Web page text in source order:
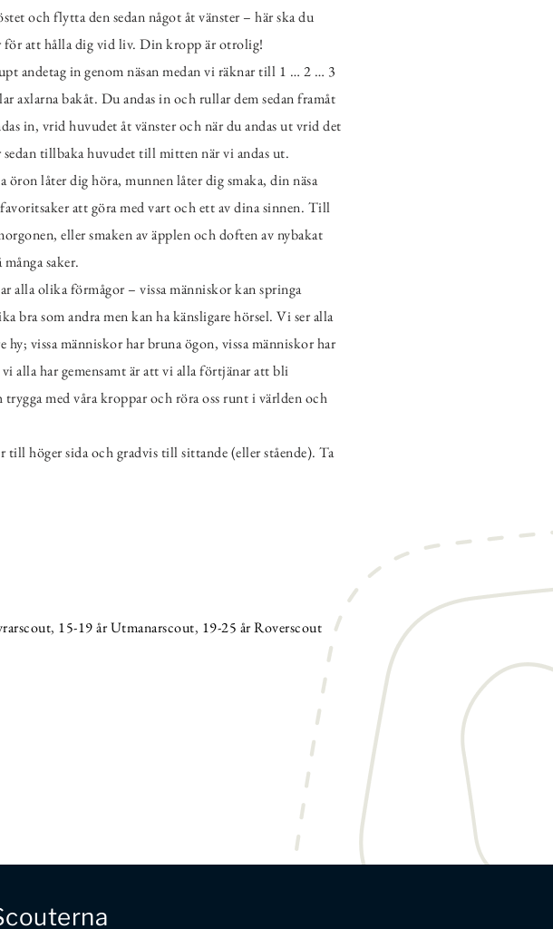
och flytta den sedan något åt ​​vänster – här ska du
för att hålla dig vid liv. Din kropp är otrolig!
andetag in genom näsan medan vi räknar till 1 … 2 … 3
axlarna bakåt. Du andas in och rullar dem sedan framåt
in, vrid huvudet åt vänster och när du andas ut vrid det
tillbaka huvudet till mitten när vi andas ut.
låter dig höra, munnen låter dig smaka, din näsa
att göra med vart och ett av dina sinnen. Till
eller smaken av äpplen och doften av nybakat
saker.
alla olika förmågor – vissa människor kan springa
bra som andra men kan ha känsligare hörsel. Vi ser alla
vissa människor har bruna ögon, vissa människor har
alla har gemensamt är att vi alla förtjänar att bli
med våra kroppar och röra oss runt i världen och
höger sida och gradvis till sittande (eller stående). Ta
, 15-19 år Utmanarscout, 19-25 år Roverscout